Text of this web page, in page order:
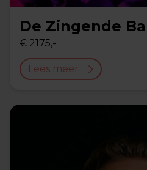
De Zingende
€ 2175,-
Lees meer